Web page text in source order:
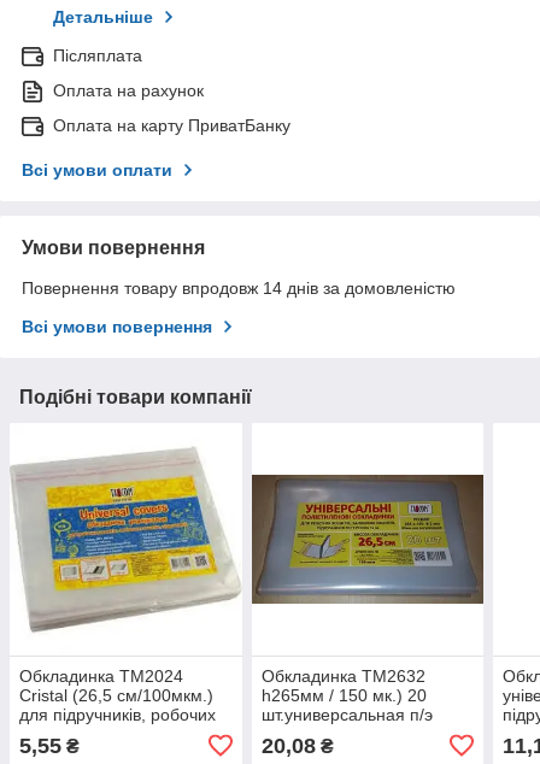
Детальніше
Післяплата
Оплата на рахунок
Оплата на карту ПриватБанку
Всі умови оплати
Умови повернення
Повернення товару впродовж 14 днів за домовленістю
Всі умови повернення
Подібні товари компанії
Обкладинка ТМ2024
Cristal (26,5 см/100мкм.)
для підручників, робочих
щоденників
5,55 ₴
Обкладинка ТМ2632
h265мм / 150 мк.) 20
шт.универсальная п/э
атласів, к.карт, журналів та
канц регулир.
20,08₴